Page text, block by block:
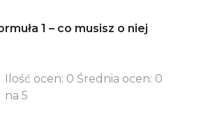
1 – co musisz o niej
Ilość ocen: 0 Średnia ocen: 0
na 5